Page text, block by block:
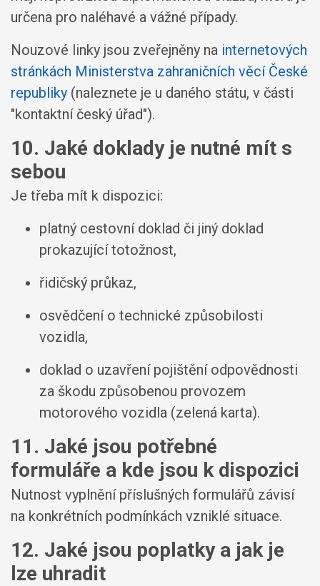
určena pro naléhavé a vážné případy.
Nouzové linky jsou zveřejněny na internetových
stránkách Ministerstva zahraničních věcí České
republiky (naleznete je u daného státu, v části
"kontaktní český úřad").
10. Jaké doklady je nutné mít s
sebou
Je třeba mít k dispozici:
platný cestovní doklad či jiný doklad
prokazující totožnost,
řidičský průkaz,
osvědčení o technické způsobilosti
vozidla,
doklad o uzavření pojištění odpovědnosti
za škodu způsobenou provozem
motorového vozidla (zelená karta).
11. Jaké jsou potřebné
formuláře a kde jsou k dispozici
Nutnost vyplnění příslušných formulářů závisí
na konkrétních podmínkách vzniklé situace.
12. Jaké jsou poplatky a jak je
lze uhradit